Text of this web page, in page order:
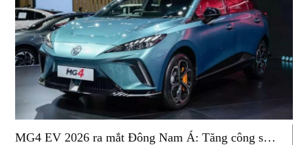
MG4 EV 2026 ra mắt Đông Nam Á: Tăng công suất